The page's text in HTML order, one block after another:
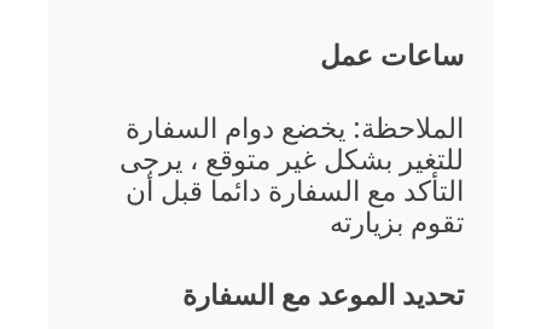
ساعات عمل
الملاحظة: يخضع دوام السفارة
للتغير بشكل غير متوقع ، يرجى
التأكد مع السفارة دائما قبل أن
تقوم بزيارته
تحديد الموعد مع السفارة